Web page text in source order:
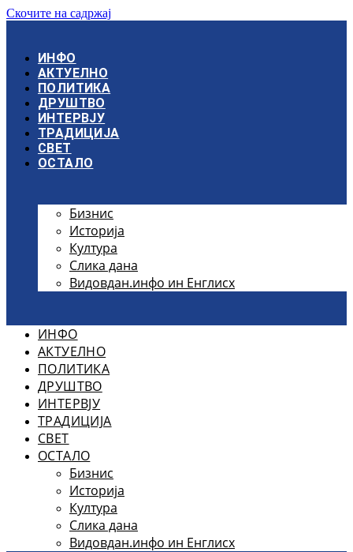
Скочите на садржај
ИНФО
АКТУЕЛНО
ПОЛИТИКА
ДРУШТВО
ИНТЕРВЈУ
ТРАДИЦИЈА
СВЕТ
ОСТАЛО
Бизнис
Историја
Култура
Слика дана
Видовдан.инфо ин Енглисх
ИНФО
АКТУЕЛНО
ПОЛИТИКА
ДРУШТВО
ИНТЕРВЈУ
ТРАДИЦИЈА
СВЕТ
ОСТАЛО
Бизнис
Историја
Култура
Слика дана
Видовдан.инфо ин Енглисх